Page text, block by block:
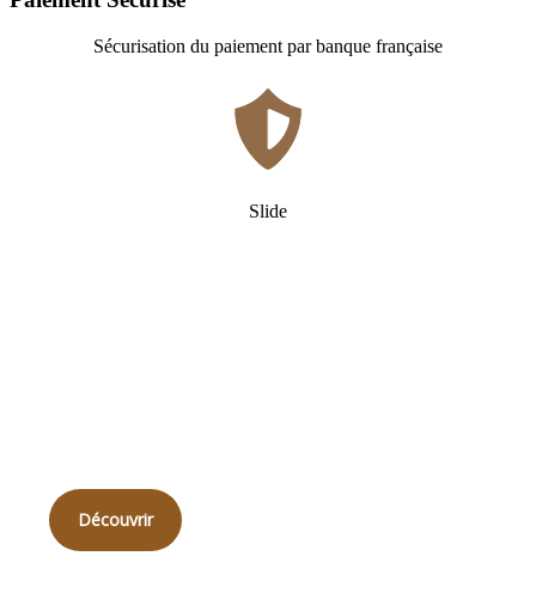
Sécurisation du paiement par banque française
Slide
Découvrir